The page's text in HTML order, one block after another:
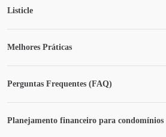
Listicle
Melhores Práticas
Perguntas Frequentes (FAQ)
Planejamento financeiro para condomínios